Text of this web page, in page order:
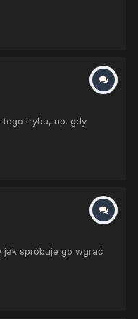
tego trybu, np. gdy
jak spróbuje go wgrać